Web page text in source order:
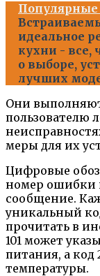
Популярные
идеальное
кухни - все,
о выборе,
лучших
Они
пользователю
меры для их
Цифровые
номер ошибки
сообщение.
уникальный
прочитать в
101 может
питания, а
температуры.